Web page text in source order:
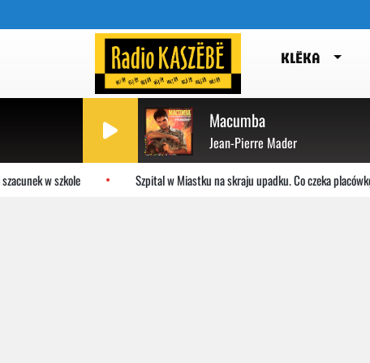
KLËKA
Macumba
Jean-Pierre Mader
w szkole Szpital w Miastku na skraju upadku. Co czeka placówkę?